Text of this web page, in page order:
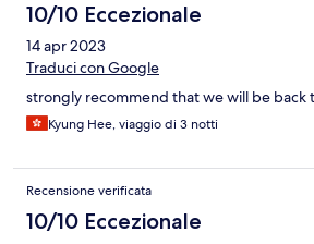
10/10 Eccezionale
14 apr 2023
Traduci con Google
strongly recommend that we will be back
Kyung Hee, viaggio di 3 notti
Recensione verificata
10/10 Eccezionale